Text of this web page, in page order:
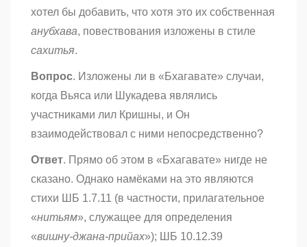
хотел бы добавить, что хотя это их собственная
анубхава, повествования изложены в стиле
сахитья.
Вопрос. Изложены ли в «Бхагавате» случаи,
когда Вьяса или Шукадева являлись
участниками лил Кришны, и Он
взаимодействовал с ними непосредственно?
Ответ. Прямо об этом в «Бхагавате» нигде не
сказано. Однако намёками на это являются
стихи ШБ 1.7.11 (в частности, прилагательное
«нитьям», служащее для определения
«вишну-джана-прийах»); ШБ 10.12.39